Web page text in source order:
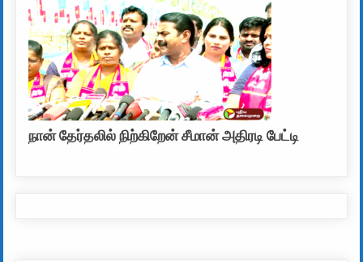
நான் தேர்தலில் நிற்கிறேன் சீமான் அதிரடி பேட்டி